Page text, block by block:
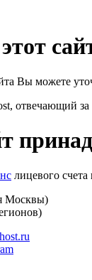
Вы можете
отвечающий
лицевого
Москвы)